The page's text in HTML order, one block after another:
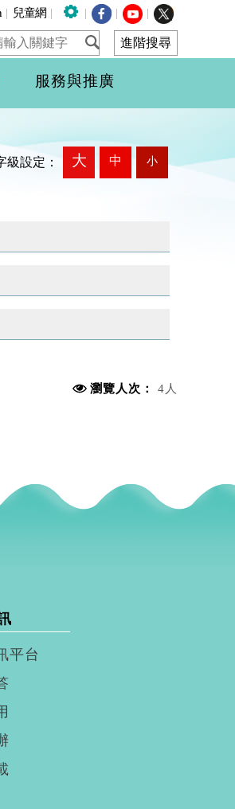
| 兒童網 | | | |
服務與推廣
級設定： 大 中 小
瀏覽人次： 4人
平台